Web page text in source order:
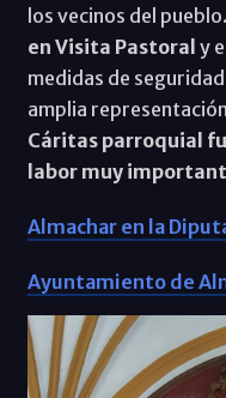
los vecinos del
en Visita Pastoral y
medidas de
amplia
Cáritas parroquial
labor muy
Almachar en la
Ayuntamiento de